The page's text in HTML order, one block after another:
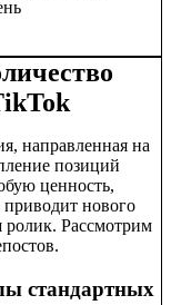
направленная на
позиций
ценность,
нового
ролик. Рассмотрим
стандартных